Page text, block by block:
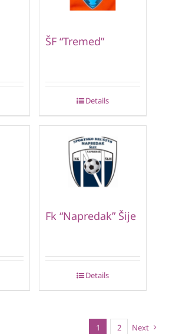
ŠF “Tremed”
Details
Fk “Napredak” Šije
Details
1 2 Next